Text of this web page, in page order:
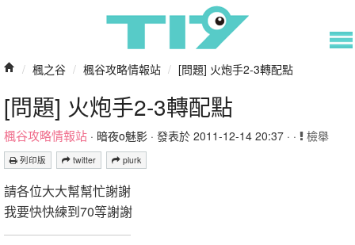
/ 楓之谷 / 楓谷攻略情報站 / [問題] 火炮手2-3轉配點
[問題] 火炮手2-3轉配點
楓谷攻略情報站 · 暗夜o魅影 · 發表於 2011-12-14 20:37 · · 檢舉
列印版 twitter plurk
請各位大大幫幫忙謝謝
我要快快練到70等謝謝